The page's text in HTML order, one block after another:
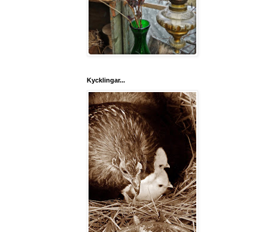
Kycklingar...